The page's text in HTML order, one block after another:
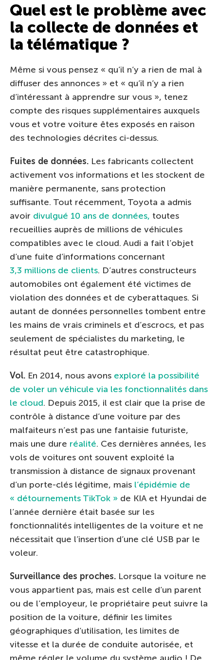
Quel est le problème avec
la collecte de données et
la télématique ?
Même si vous pensez « qu’il n’y a rien de mal à
diffuser des annonces » et « qu’il n’y a rien
d’intéressant à apprendre sur vous », tenez
compte des risques supplémentaires auxquels
vous et votre voiture êtes exposés en raison
des technologies décrites ci-dessus.
Fuites de données. Les fabricants collectent
activement vos informations et les stockent de
manière permanente, sans protection
suffisante. Tout récemment, Toyota a admis
avoir divulgué 10 ans de données, toutes
recueillies auprès de millions de véhicules
compatibles avec le cloud. Audi a fait l’objet
d’une fuite d’informations concernant
3,3 millions de clients. D’autres constructeurs
automobiles ont également été victimes de
violation des données et de cyberattaques. Si
autant de données personnelles tombent entre
les mains de vrais criminels et d’escrocs, et pas
seulement de spécialistes du marketing, le
résultat peut être catastrophique.
Vol. En 2014, nous avons exploré la possibilité
de voler un véhicule via les fonctionnalités dans
le cloud. Depuis 2015, il est clair que la prise de
contrôle à distance d’une voiture par des
malfaiteurs n’est pas une fantaisie futuriste,
mais une dure réalité. Ces dernières années, les
vols de voitures ont souvent exploité la
transmission à distance de signaux provenant
d’un porte-clés légitime, mais l’épidémie de
« détournements TikTok » de KIA et Hyundai de
l’année dernière était basée sur les
fonctionnalités intelligentes de la voiture et ne
nécessitait que l’insertion d’une clé USB par le
voleur.
Surveillance des proches. Lorsque la voiture ne
vous appartient pas, mais est celle d’un parent
ou de l’employeur, le propriétaire peut suivre la
position de la voiture, définir les limites
géographiques d’utilisation, les limites de
vitesse et la durée de conduite autorisée, et
même régler le volume du système audio ! De